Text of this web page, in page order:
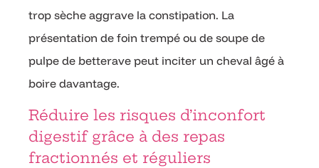
trop sèche aggrave la constipation. La
présentation de foin trempé ou de soupe de
pulpe de betterave peut inciter un cheval âgé à
boire davantage.
Réduire les risques d’inconfort
digestif grâce à des repas
fractionnés et réguliers